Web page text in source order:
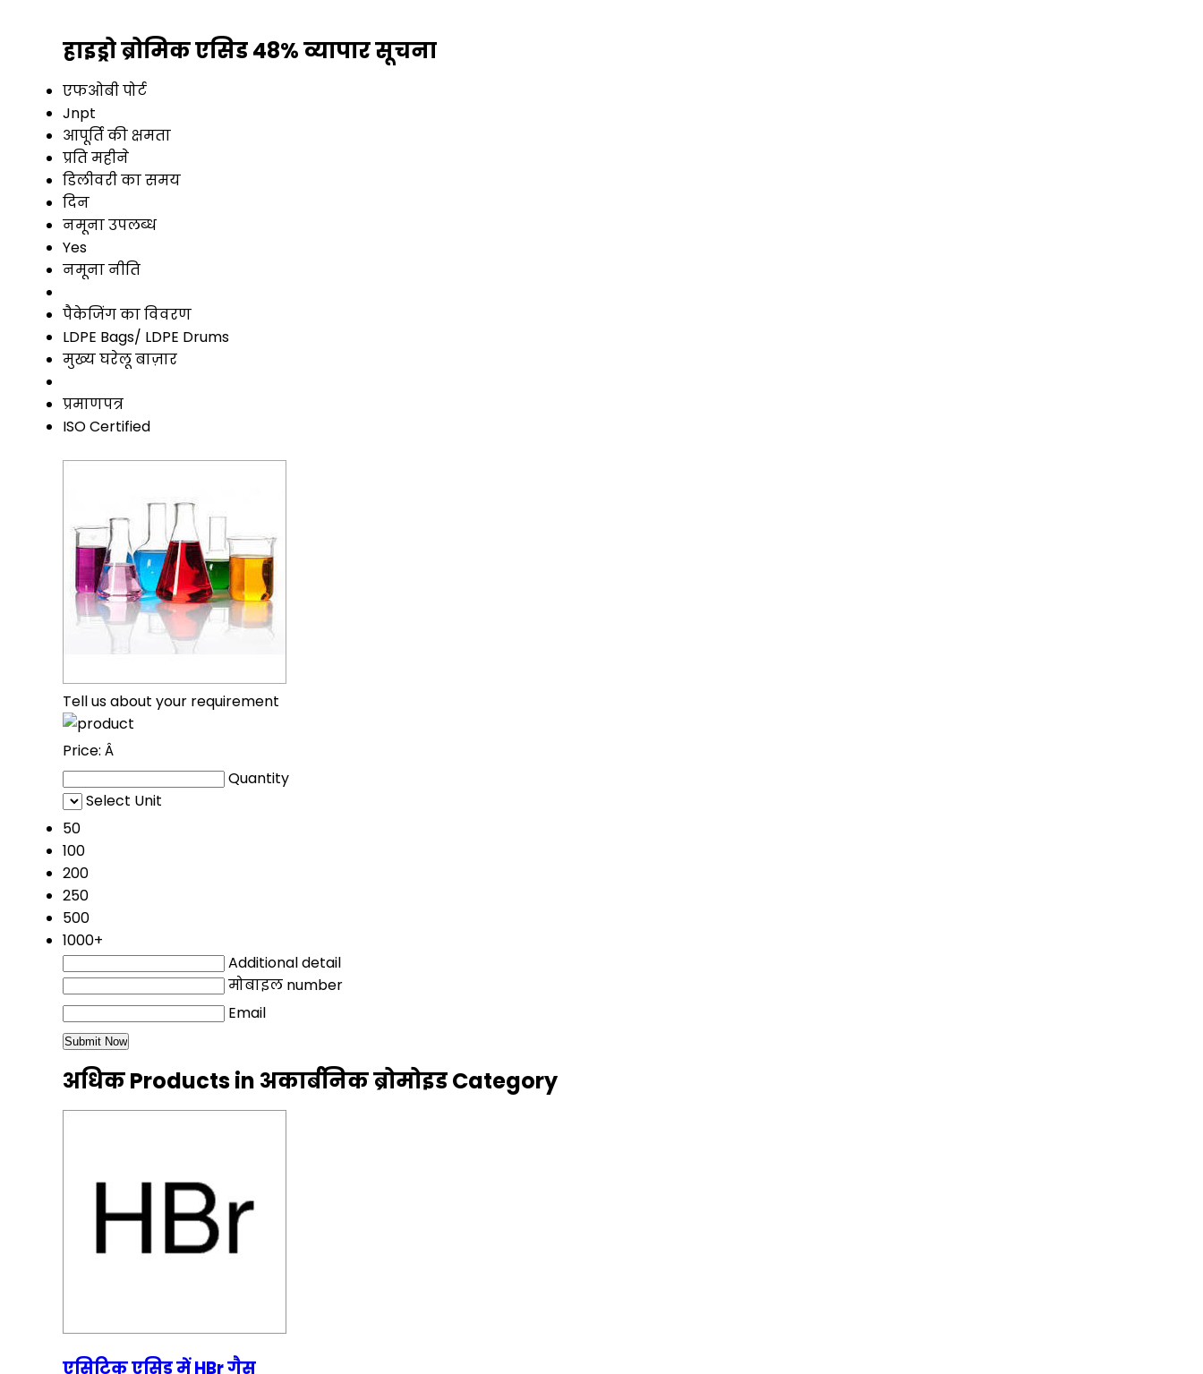
हाइड्रो ब्रोमिक एसिड 48% व्यापार सूचना
एफओबी पोर्ट
Jnpt
आपूर्ति की क्षमता
प्रति महीने
डिलीवरी का समय
दिन
नमूना उपलब्ध
Yes
नमूना नीति
पैकेजिंग का विवरण
LDPE Bags/ LDPE Drums
मुख्य घरेलू बाज़ार
प्रमाणपत्र
ISO Certified
Tell us about your requirement
Price: Â
Quantity
Select Unit
50
100
200
250
500
1000+
Additional detail
मोबाइल number
Email
अधिक Products in अकार्बनिक ब्रोमोइड Category
एसिटिक एसिड में HBr गैस